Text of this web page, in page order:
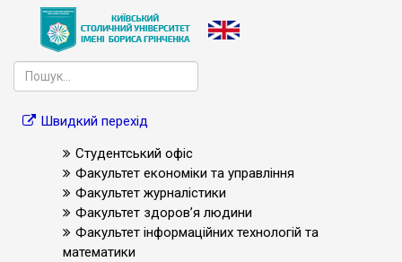
Швидкий перехід
Студентський офіс
Факультет економіки та управління
Факультет журналістики
Факультет здоров’я людини
Факультет інформаційних технологій та
математики